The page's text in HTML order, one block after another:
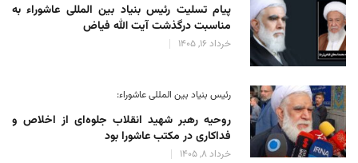
پیام تسلیت رئیس بنیاد بین المللی عاشوراء به
مناسبت درگذشت آیت الله فیاض
خرداد 16, 1405
رئیس بنیاد بین المللی عاشوراء:
روحیه رهبر شهید انقلاب جلوه‌ای از اخلاص و
فداکاری در مکتب عاشورا بود
خرداد 8, 1405